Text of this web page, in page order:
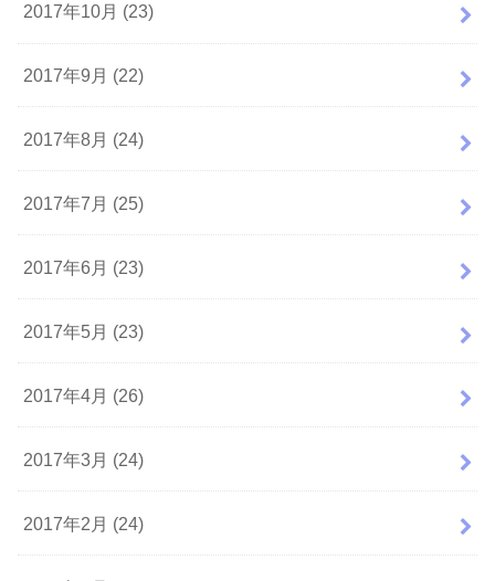
2017年10月 (23)
2017年9月 (22)
2017年8月 (24)
2017年7月 (25)
2017年6月 (23)
2017年5月 (23)
2017年4月 (26)
2017年3月 (24)
2017年2月 (24)